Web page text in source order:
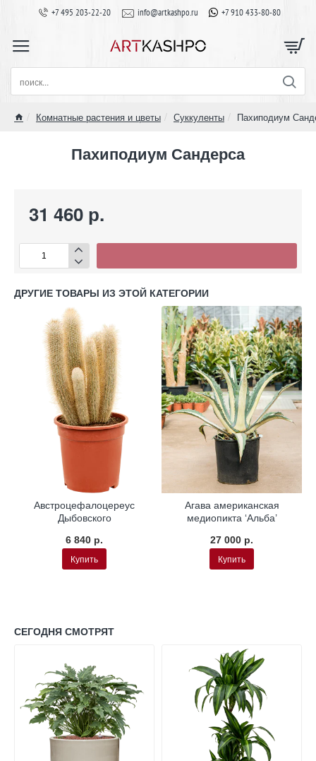
+7 495 203-22-20 info@artkashpo.ru +7 910 433-80-80
поиск...
Комнатные растения и цветы Суккуленты Пахиподиум
Пахиподиум Сандерса
31 460 р.
ДРУГИЕ ТОВАРЫ ИЗ ЭТОЙ КАТЕГОРИИ
Австроцефалоцереус
Дыбовского
6 840 р.
Купить
Агава американская
медиопикта ‘Альба’
27 000 р.
Купить
СЕГОДНЯ СМОТРЯТ